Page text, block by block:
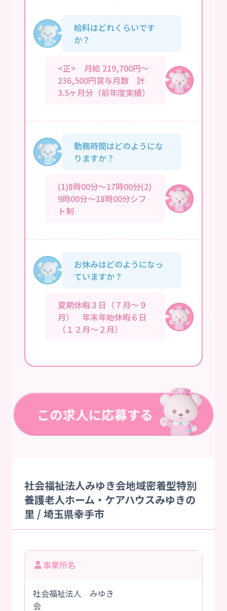
給料はどれくらいです
か？
<正> 月給 219,700円～
236,500円賞与月数 計
3.5ヶ月分（前年度実績）
勤務時間はどのようにな
りますか？
(1)8時00分～17時00分(2)
9時00分～18時00分シフ
ト制
お休みはどのようになっ
ていますか？
夏期休暇３日（７月～９
月） 年末年始休暇６日
（１２月～２月）
社会福祉法人みゆき会地域密着型特別
養護老人ホーム・ケアハウスみゆきの
里 / 埼玉県幸手市
事業所名
社会福祉法人 みゆき
会